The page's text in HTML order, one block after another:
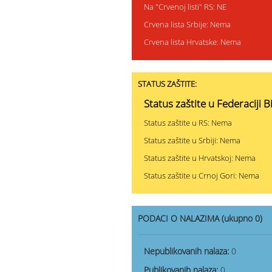
Na "Crvenoj listi" RS: NE
Crvena lista Srbije: Nema
Crvena lista Hrvatske: Nema
STATUS ZAŠTITE:
Status zaštite u Federaciji
Status zaštite u RS: Nema
Status zaštite u Srbiji: Nema
Status zaštite u Hrvatskoj: Nema
Status zaštite u Crnoj Gori: Nema
PODACI O NALAZIMA (ukupno 0)
Nepublikovanih nalaza: 0